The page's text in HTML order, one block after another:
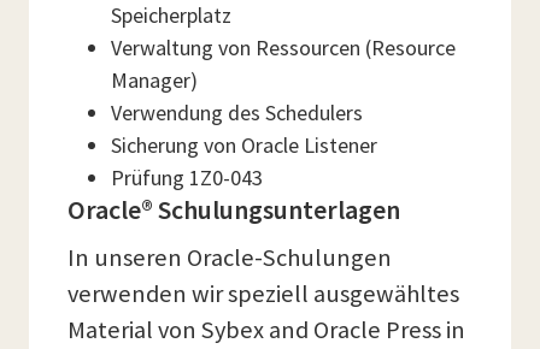
Speicherplatz
Verwaltung von Ressourcen (Resource
Manager)
Verwendung des Schedulers
Sicherung von Oracle Listener
Prüfung 1Z0-043
Oracle® Schulungsunterlagen
In unseren Oracle-Schulungen
verwenden wir speziell ausgewähltes
Material von Sybex and Oracle Press in